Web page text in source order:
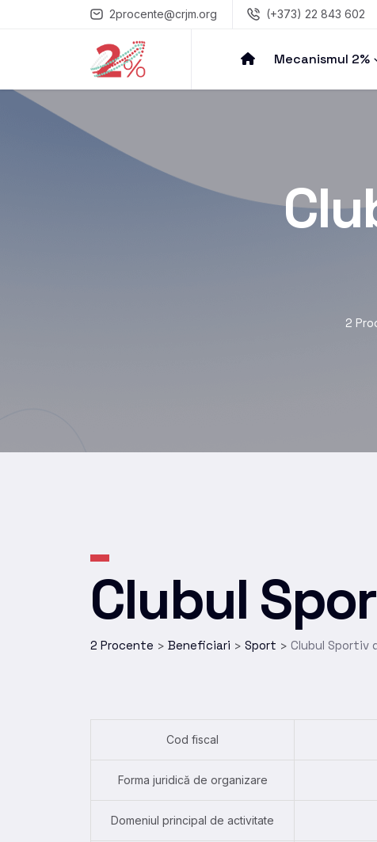
2procente@crjm.org (+373) 22 843 602
Mecanismul 2%
2
Clubul
2 Procente > Beneficiari > Sport > Clubul Sportiv
Cod fiscal
Forma juridică de organizare
Domeniul principal de activitate